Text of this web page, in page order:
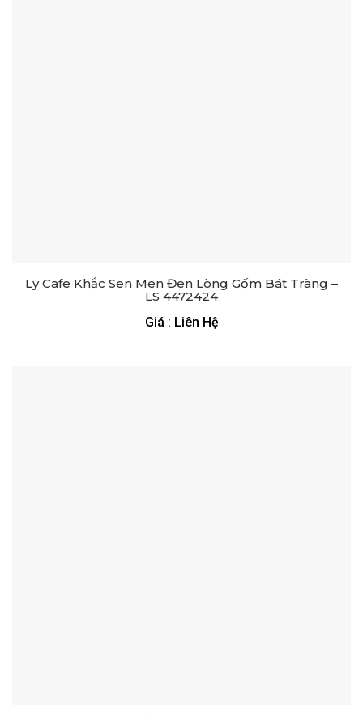
Ly Cafe Khắc Sen Men Đen Lòng Gốm Bát Tràng –
LS 4472424
Giá : Liên Hệ